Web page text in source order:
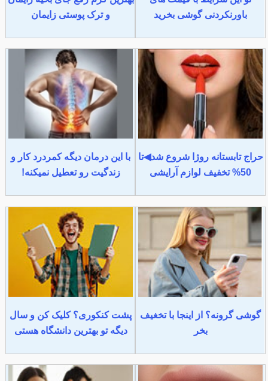
باورنکردنی گوشی بخرید
و ترک پوستی زایمان
حراج تابستانه روژا شروع شد◀تا
50% تخفیف لوازم آرایشی
با این درمان دیگه کمردرد کار و
زندگیت رو تعطیل نمیکنه!
گوشی گرونه؟ از اینجا با تخغیف
بخر
پشت کنکوری؟ کلیک کن و سال
دیگه تو بهترین دانشگاه هستی